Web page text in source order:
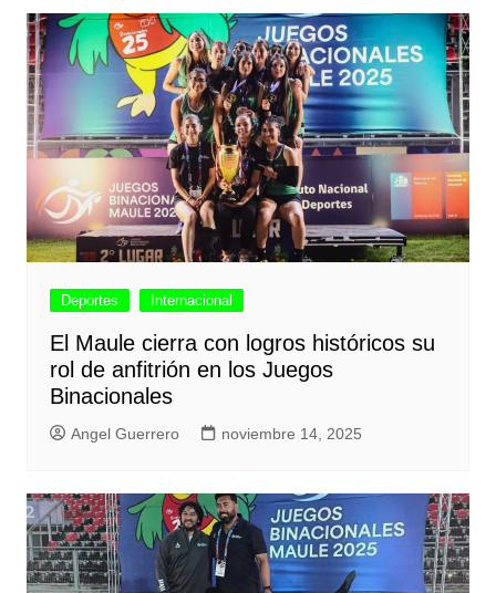
Deportes Internacional
El Maule cierra con logros históricos su
rol de anfitrión en los Juegos
Binacionales
Angel Guerrero noviembre 14, 2025